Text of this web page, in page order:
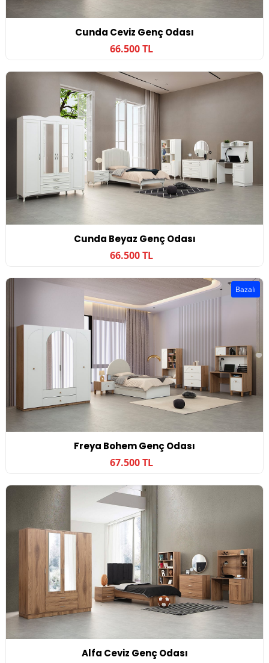
Cunda Ceviz Genç Odası
66.500 TL
Cunda Beyaz Genç Odası
66.500 TL
Freya Bohem Genç Odası
67.500 TL
Bazalı
Alfa Ceviz Genç Odası